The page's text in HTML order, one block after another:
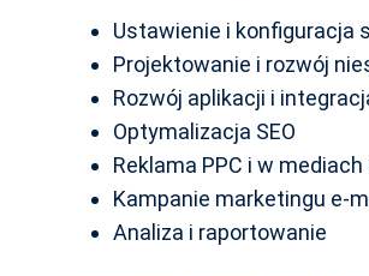
Ustawienie i konfiguracja
Projektowanie i rozwój
Rozwój aplikacji i
Optymalizacja SEO
Reklama PPC i w
Kampanie marketingu e-
Analiza i raportowanie